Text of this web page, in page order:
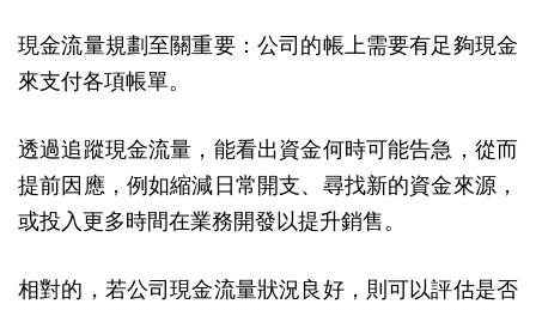
現金流量規劃至關重要：公司的帳上需要有足夠現金
來支付各項帳單。
透過追蹤現金流量，能看出資金何時可能告急，從而
提前因應，例如縮減日常開支、尋找新的資金來源，
或投入更多時間在業務開發以提升銷售。
相對的，若公司現金流量狀況良好，則可以評估是否